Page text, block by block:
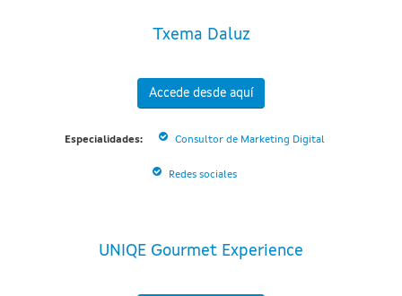
Txema Daluz
Accede desde aquí
Especialidades: Consultor de Marketing Digital
Redes sociales
UNIQE Gourmet Experience